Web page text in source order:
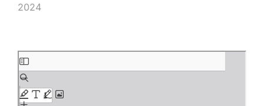
2024
Skip
to
PDF